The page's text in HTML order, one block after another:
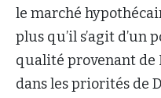
le marché
plus qu’il s’agit d’un
qualité provenant de
dans les priorités de